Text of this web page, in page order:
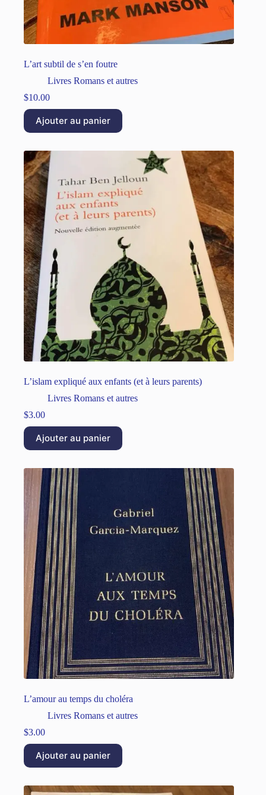
L’art subtil de s’en foutre
Livres Romans et autres
$10.00
Ajouter au panier
L’islam expliqué aux enfants (et à leurs parents)
Livres Romans et autres
$3.00
Ajouter au panier
L’amour au temps du choléra
Livres Romans et autres
$3.00
Ajouter au panier